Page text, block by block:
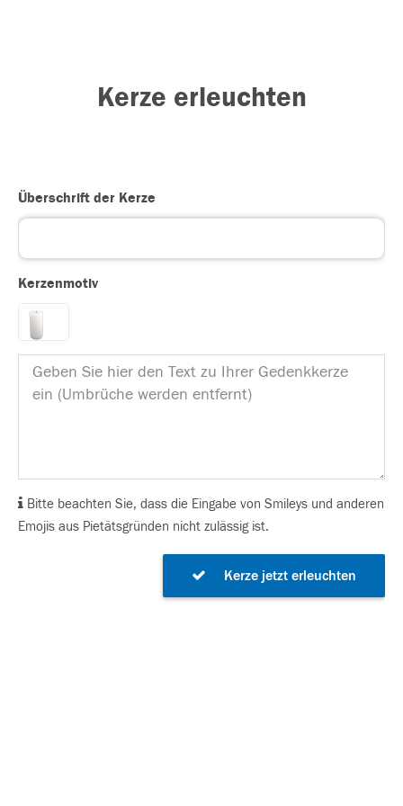
Kerze erleuchten
Überschrift der Kerze
Kerzenmotiv
Bitte beachten Sie, dass die Eingabe von Smileys und anderen
Emojis aus Pietätsgründen nicht zulässig ist.
Kerze jetzt erleuchten